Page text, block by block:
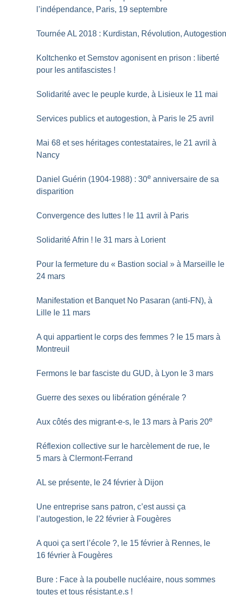
l’indépendance, Paris, 19 septembre
Tournée AL 2018 : Kurdistan, Révolution,
Koltchenko et Semstov agonisent en prison : liberté
pour les antifascistes !
Solidarité avec le peuple kurde, à Lisieux le 11 mai
Services publics et autogestion, à Paris le 25 avril
Mai 68 et ses héritages contestataires, le 21 avril à
Nancy
Daniel Guérin (1904-1988) : 30e anniversaire de sa
disparition
Convergence des luttes ! le 11 avril à Paris
Solidarité Afrin ! le 31 mars à Lorient
Pour la fermeture du « Bastion social » à Marseille le
24 mars
Manifestation et Banquet No Pasaran (anti-FN), à
Lille le 11 mars
A qui appartient le corps des femmes ? le 15 mars à
Montreuil
Fermons le bar fasciste du GUD, à Lyon le 3 mars
Guerre des sexes ou libération générale ?
Aux côtés des migrant-e-s, le 13 mars à Paris 20e
Réflexion collective sur le harcèlement de rue, le
5 mars à Clermont-Ferrand
AL se présente, le 24 février à Dijon
Une entreprise sans patron, c’est aussi ça
l’autogestion, le 22 février à Fougères
A quoi ça sert l’école ?, le 15 février à Rennes, le
16 février à Fougères
Bure : Face à la poubelle nucléaire, nous sommes
toutes et tous résistant.e.s !